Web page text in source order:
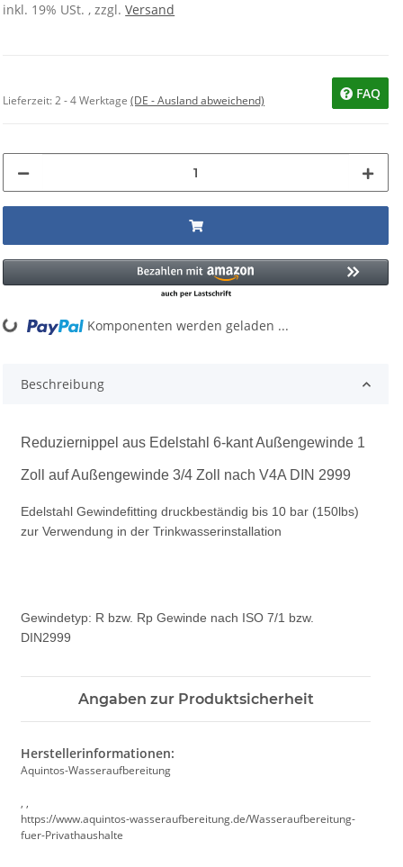
inkl. 19% USt. , zzgl.Versand
Lieferzeit:2 - 4 Werktage(DE - Ausland abweichend) FAQ
Komponenten werden geladen ...
Beschreibung
Reduziernippel aus Edelstahl 6-kant Außengewinde 1
Zoll auf Außengewinde 3/4 Zoll nach V4A DIN 2999
Edelstahl Gewindefitting druckbeständig bis 10 bar (150lbs)
zur Verwendung in der Trinkwasserinstallation
Gewindetyp: R bzw. Rp Gewinde nach ISO 7/1 bzw.
DIN2999
Angaben zur Produktsicherheit
Herstellerinformationen:
Aquintos-Wasseraufbereitung
, ,
https://www.aquintos-wasseraufbereitung.de/Wasseraufbereitung-
fuer-Privathaushalte